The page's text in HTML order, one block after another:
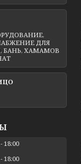
ДЛЯ
БАНЬ, ХАМАМОВ
18:00
18:00